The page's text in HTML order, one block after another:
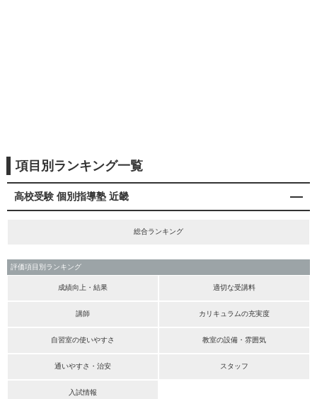
項目別ランキング一覧
高校受験 個別指導塾 近畿
総合ランキング
評価項目別ランキング
成績向上・結果 適切な受講料
講師 カリキュラムの充実度
自習室の使いやすさ 教室の設備・雰囲気
通いやすさ・治安 スタッフ
入試情報